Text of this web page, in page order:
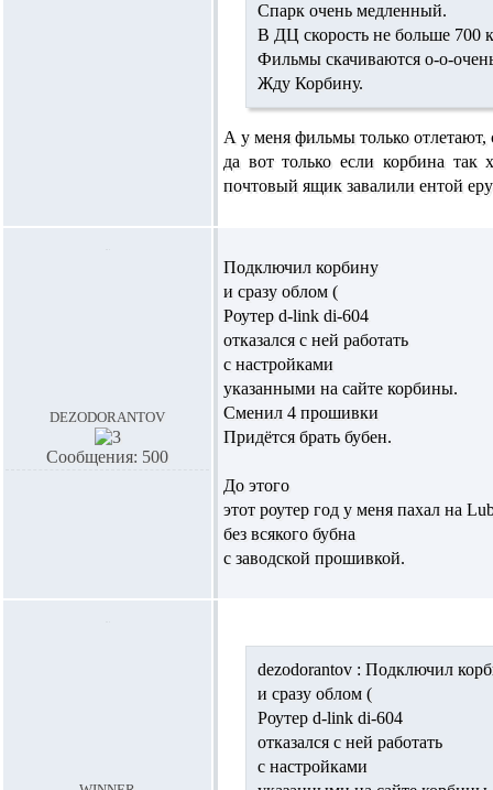
Спарк очень медленный.
В ДЦ скорость не больше 700
Фильмы скачиваются о-о-
Жду Корбину.
А у меня фильмы только
да вот только если корбина
почтовый ящик завалили ентой
dezodorantov
Сообщения: 500
Подключил корбину
и сразу облом (
Роутер d-link di-604
отказался с ней работать
с настройками
указанными на сайте корбины.
Сменил 4 прошивки
Придётся брать бубен.
До этого
этот роутер год у меня пахал на
без всякого бубна
с заводской прошивкой.
dezodorantov : Подключил
и сразу облом (
Роутер d-link di-604
отказался с ней работать
с настройками